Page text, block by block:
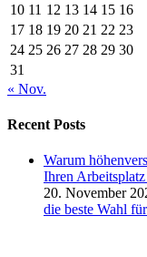
10 11 12 13 14 15 16
17 18 19 20 21 22 23
24 25 26 27 28 29 30
31
« Nov.
Recent Posts
Warum
Ihren
20. November
die beste Wahl